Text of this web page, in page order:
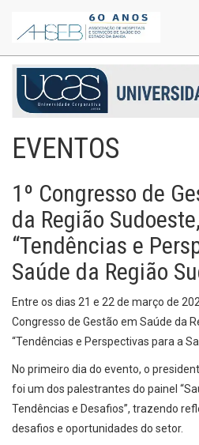
EVENTOS
1º Congresso de
da Região
“Tendências e
Saúde da Região
Entre os dias 21 e 22 de março de
Congresso de Gestão em Saúde da
“Tendências e Perspectivas para a
No primeiro dia do evento, o
foi um dos palestrantes do painel
Tendências e Desafios”, trazendo
desafios e oportunidades do setor.